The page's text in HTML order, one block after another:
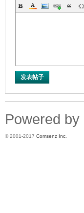
发表帖子
Powered by
© 2001-2017 Comsenz Inc.